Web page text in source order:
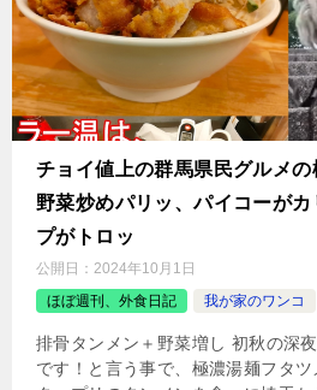
チョイ値上の群馬県民グルメの
野菜炒めパリッ、パイコーが
プがトロッ
公開日： 2024年10月1日
ほぼ週刊、外食日記
我が家のワンコ
排骨タンメン＋野菜増し 初秋の深
です！と言う事で、極濃湯麺フタ